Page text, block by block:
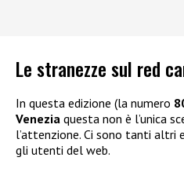
Le stranezze sul red
In questa edizione (la numero
Venezia questa non è l’unica
l’attenzione. Ci sono tanti altri
gli utenti del web.